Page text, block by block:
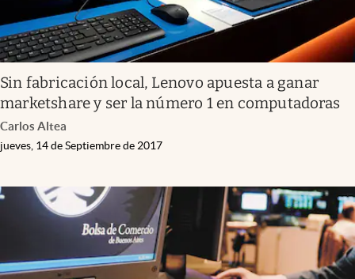
Sin fabricación local, Lenovo apuesta a ganar
marketshare y ser la número 1 en computadoras
Carlos Altea
jueves, 14 de Septiembre de 2017